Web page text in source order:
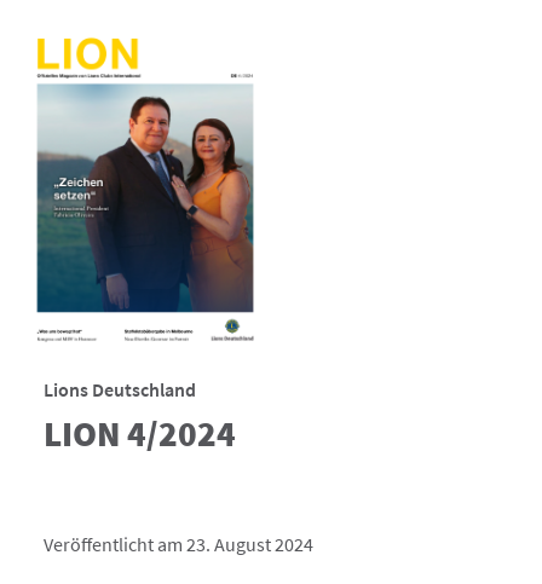
Lions Deutschland
LION 4/2024
Veröffentlicht am 23. August 2024